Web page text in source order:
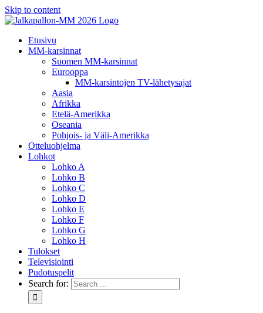
Skip to content
Etusivu
MM-karsinnat
Suomen MM-karsinnat
Eurooppa
MM-karsintojen TV-lähetysajat
Aasia
Afrikka
Etelä-Amerikka
Oseania
Pohjois- ja Väli-Amerikka
Otteluohjelma
Lohkot
Lohko A
Lohko B
Lohko C
Lohko D
Lohko E
Lohko F
Lohko G
Lohko H
Tulokset
Televisiointi
Pudotuspelit
Search for: